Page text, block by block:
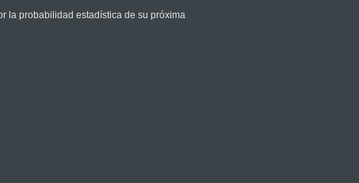
la probabilidad estadística de su próxima